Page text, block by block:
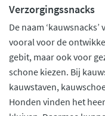
Verzorgingssnacks
De naam
vooral voor de
gebit, maar ook voor
schone kiezen. Bij
kauwstaven,
Honden vinden het